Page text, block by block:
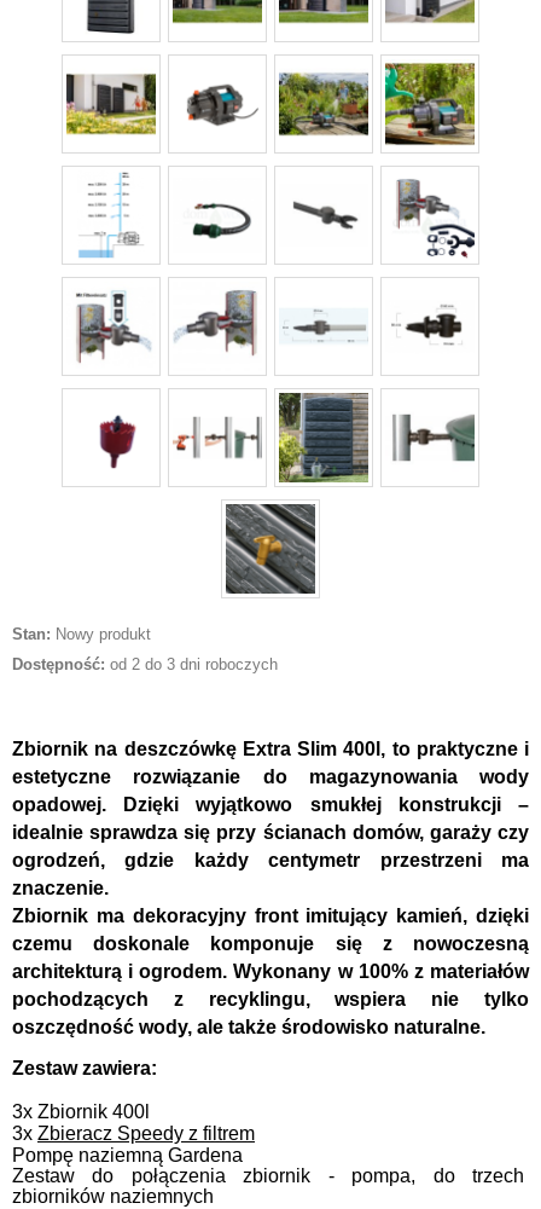
Stan: Nowy produkt
Dostępność: od 2 do 3 dni roboczych
Zbiornik na deszczówkę Extra Slim 400l, to praktyczne i
estetyczne rozwiązanie do magazynowania wody
opadowej. Dziękiwyjątkowo smukłej konstrukcji–
idealnie sprawdza się przy ścianach domów, garaży czy
ogrodzeń, gdzie każdy centymetr przestrzeni ma
znaczenie.
Zbiornik ma dekoracyjny front imitujący kamień, dzięki
czemu doskonale komponuje się z nowoczesną
architekturą i ogrodem. Wykonany w 100% z materiałów
pochodzących z recyklingu, wspiera nie tylko
oszczędność wody, ale także środowisko naturalne.
Zestaw zawiera:
3x Zbiornik 400l
3x Zbieracz Speedy z filtrem
Pompę naziemną Gardena
Zestaw do połączenia zbiornik - pompa, do trzech
zbiorników naziemnych